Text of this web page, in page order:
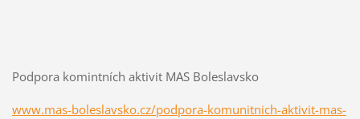
Podpora komintních aktivit MAS Boleslavsko
www.mas-boleslavsko.cz/podpora-komunitnich-aktivit-mas-